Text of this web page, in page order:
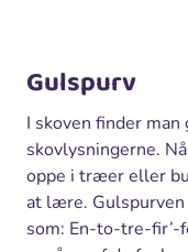
Gulspurv
I skoven finder
skovlysningerne.
oppe i træer eller
at lære.
som: En-to-tre-fir’-